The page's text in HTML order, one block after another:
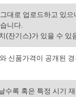
대로 업로드하고 있
니다.
(잔기스)가 있을 수 있
신품가격이 공개된
수록 혹은 특정 시기